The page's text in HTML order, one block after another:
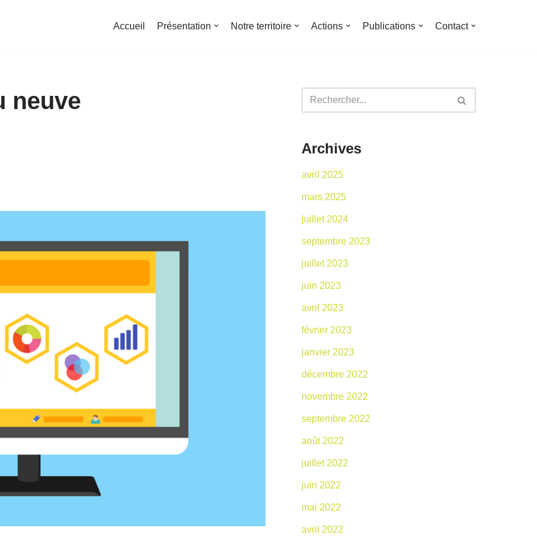
Accueil Présentation Notre territoire Actions Publications Contact
neuve
Archives
avril 2025
mars 2025
juillet 2024
septembre 2023
juillet 2023
juin 2023
avril 2023
février 2023
janvier 2023
décembre 2022
novembre 2022
septembre 2022
août 2022
juillet 2022
juin 2022
mai 2022
avril 2022